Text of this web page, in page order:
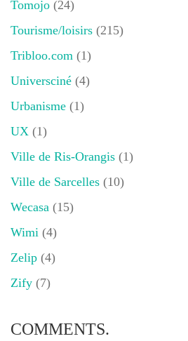
Tomojo (24)
Tourisme/loisirs (215)
Tribloo.com (1)
Universciné (4)
Urbanisme (1)
UX (1)
Ville de Ris-Orangis (1)
Ville de Sarcelles (10)
Wecasa (15)
Wimi (4)
Zelip (4)
Zify (7)
COMMENTS.